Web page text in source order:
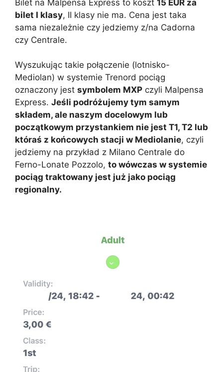
Bilet na Malpensa Express to koszt 15 EUR za
bilet I klasy, II klasy nie ma. Cena jest taka
sama niezależnie czy jedziemy z/na Cadorna
czy Centrale.
Wyszukując takie połączenie (lotnisko-
Mediolan) w systemie Trenord pociąg
oznaczony jest symbolem MXP czyli Malpensa
Express. Jeśli podróżujemy tym samym
składem, ale naszym docelowym lub
początkowym przystankiem nie jest T1, T2 lub
któraś z końcowych stacji w Mediolanie, czyli
jedziemy na przykład z Milano Centrale do
Ferno-Lonate Pozzolo, to wówczas w systemie
pociąg traktowany jest już jako pociąg
regionalny.